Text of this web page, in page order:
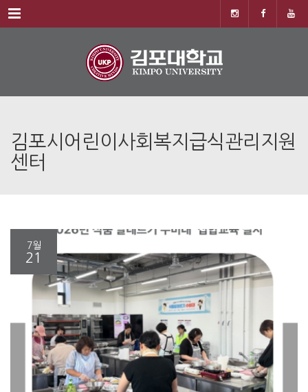
Menu
김포시어린이사회복지급식관리지원
센터
7월
21